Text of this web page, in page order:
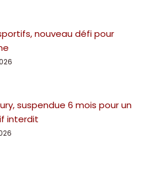
nouveau défi pour
suspendue 6 mois pour un
interdit